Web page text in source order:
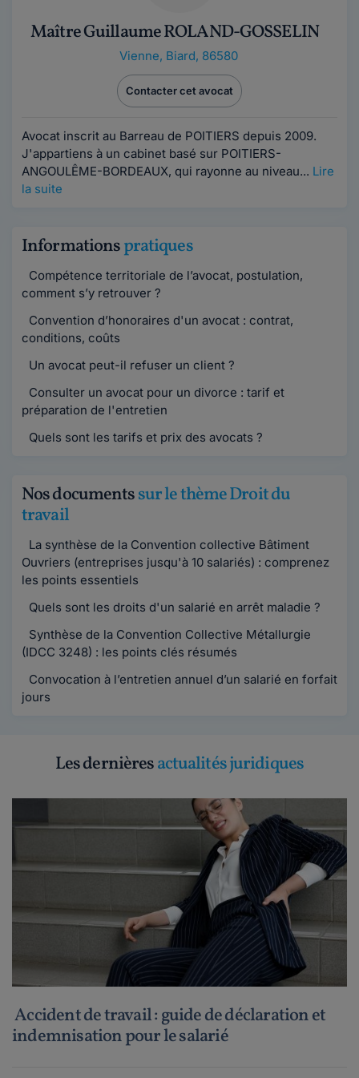
Maître Guillaume ROLAND-GOSSELIN
Vienne, Biard, 86580
Contacter cet avocat
Avocat inscrit au Barreau de POITIERS depuis 2009.
J'appartiens à un cabinet basé sur POITIERS-
ANGOULÊME-BORDEAUX, qui rayonne au niveau... Lire
la suite
Informationspratiques
Compétence territoriale de l’avocat, postulation,
comment s’y retrouver ?
Convention d’honoraires d'un avocat : contrat,
conditions, coûts
Un avocat peut-il refuser un client ?
Consulter un avocat pour un divorce : tarif et
préparation de l'entretien
Quels sont les tarifs et prix des avocats ?
Nos documentssur le thème Droit du
travail
La synthèse de la Convention collective Bâtiment
Ouvriers (entreprises jusqu'à 10 salariés) : comprenez
les points essentiels
Quels sont les droits d'un salarié en arrêt maladie ?
Synthèse de la Convention Collective Métallurgie
(IDCC 3248) : les points clés résumés
Convocation à l’entretien annuel d’un salarié en forfait
jours
Les dernièresactualités juridiques
Accident de travail : guide de déclaration et
indemnisation pour le salarié